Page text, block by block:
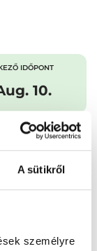
A sütikről
személyre
IDŐPONT
10.
Vélemények
Melanoma kontroll: has, kismedence + lágyéki nyirokrégió ultrahang vizsgálata